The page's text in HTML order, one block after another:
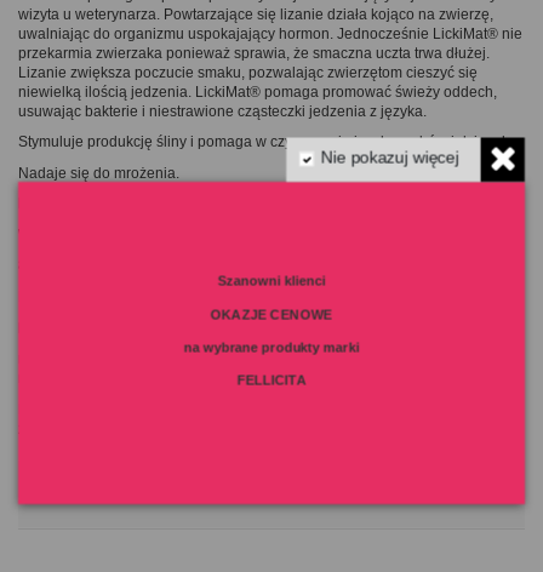
wizyta u weterynarza. Powtarzające się lizanie działa kojąco na zwierzę,
uwalniając do organizmu uspokajający hormon. Jednocześnie LickiMat® nie
przekarmia zwierzaka ponieważ sprawia, że ​smaczna uczta trwa dłużej.
Lizanie zwiększa poczucie smaku, pozwalając zwierzętom cieszyć się
niewielką ilością jedzenia. LickiMat® pomaga promować świeży oddech,
usuwając bakterie i niestrawione cząsteczki jedzenia z języka.
Stymuluje produkcję śliny i pomaga w czyszczeniu języka, zębów i dziąseł.
Nadaje się do mrożenia.
naturalna guma o jakości spożywczej, bezpieczny dla ludzi i zwierząt,
Nie pokazuj więcej
Szanowni klienci
OKAZJE CENOWE
na wybrane produkty marki
FELLICITA